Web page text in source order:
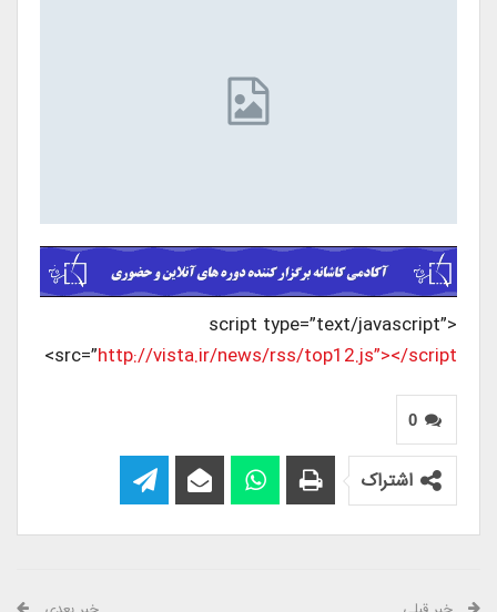
<script type=”text/javascript”
src=”http://vista.ir/news/rss/top12.js”></script
>
0
اشتراک